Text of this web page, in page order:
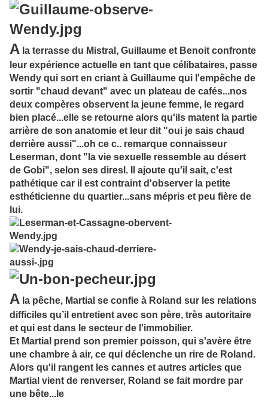
A la terrasse du Mistral, Guillaume et Benoit confronte
leur expérience actuelle en tant que célibataires, passe
Wendy qui sort en criant à Guillaume qui l'empêche de
sortir "chaud devant" avec un plateau de cafés...nos
deux compères observent la jeune femme, le regard
bien placé...elle se retourne alors qu'ils matent la partie
arrière de son anatomie et leur dit "oui je sais chaud
derrière aussi"...oh ce c.. remarque connaisseur
Leserman, dont "la vie sexuelle ressemble au désert
de Gobi", selon ses diresl. Il ajoute qu'il sait, c'est
pathétique car il est contraint d'observer la petite
esthéticienne du quartier...sans mépris et peu fière de
lui.
A la pêche, Martial se confie à Roland sur les relations
difficiles qu’il entretient avec son père, très autoritaire
et qui est dans le secteur de l'immobilier.
Et Martial prend son premier poisson, qui s'avère être
une chambre à air, ce qui déclenche un rire de Roland.
Alors qu'il rangent les cannes et autres articles que
Martial vient de renverser, Roland se fait mordre par
une bête...le